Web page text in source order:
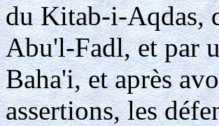
du Kitab-i-Aqdas,
Abu'l-Fadl, et par
Baha'i, et après
assertions, les